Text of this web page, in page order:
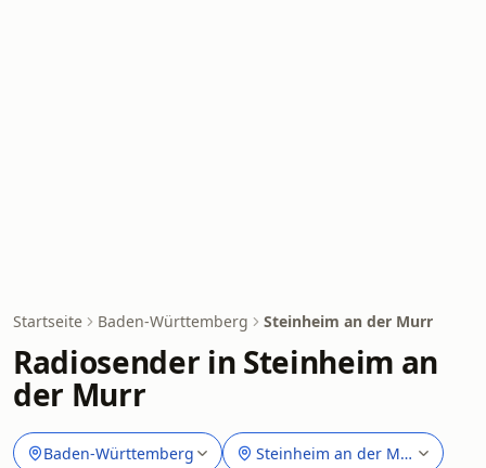
Startseite Baden-Württemberg Steinheim an der Murr
Radiosender in Steinheim an
der Murr
Baden-Württemberg Steinheim an der Murr